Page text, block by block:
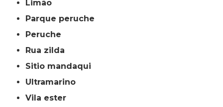
limão
parque peruche
peruche
rua zilda
sitio mandaqui
ultramarino
vila ester